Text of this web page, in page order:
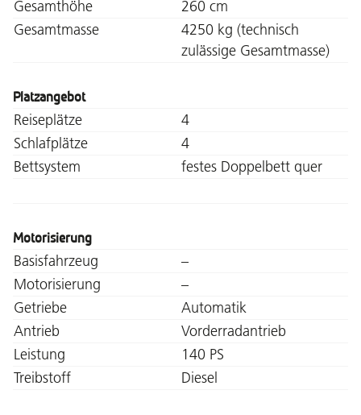
Gesamthöhe
260 cm
Gesamtmasse
4250 kg (technisch
zulässige Gesamtmasse)
Platzangebot
Reiseplätze
4
Schlafplätze
4
Bettsystem
festes Doppelbett quer
Motorisierung
Basisfahrzeug
–
Motorisierung
–
Getriebe
Automatik
Antrieb
Vorderradantrieb
Leistung
140 PS
Treibstoff
Diesel